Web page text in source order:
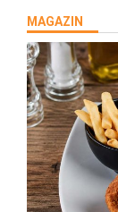
MAGAZIN